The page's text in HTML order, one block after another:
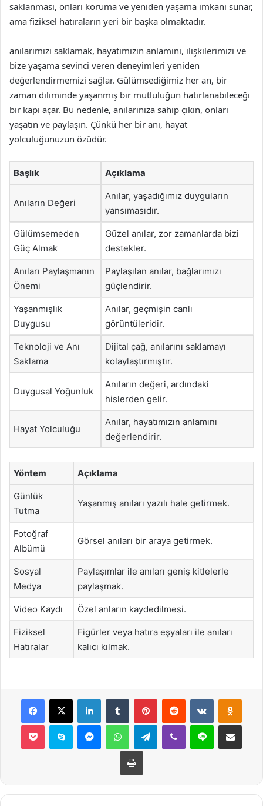
saklanması, onları koruma ve yeniden yaşama imkanı sunar,
ama fiziksel hatıraların yeri bir başka olmaktadır.
anılarımızı saklamak, hayatımızın anlamını, ilişkilerimizi ve
bize yaşama sevinci veren deneyimleri yeniden
değerlendirmemizi sağlar. Gülümsediğimiz her an, bir
zaman diliminde yaşanmış bir mutluluğun hatırlanabileceği
bir kapı açar. Bu nedenle, anılarınıza sahip çıkın, onları
yaşatın ve paylaşın. Çünkü her bir anı, hayat
yolculuğunuzun özüdür.
Başlık Açıklama
Anıların Değeri
Anılar, yaşadığımız duyguların
yansımasıdır.
Gülümsemeden
Güç Almak
Güzel anılar, zor zamanlarda bizi
destekler.
Anıları Paylaşmanın
Önemi
Paylaşılan anılar, bağlarımızı
güçlendirir.
Yaşanmışlık
Duygusu
Anılar, geçmişin canlı
görüntüleridir.
Teknoloji ve Anı
Saklama
Dijital çağ, anılarını saklamayı
kolaylaştırmıştır.
Duygusal Yoğunluk
Anıların değeri, ardındaki
hislerden gelir.
Hayat Yolculuğu
Anılar, hayatımızın anlamını
değerlendirir.
Yöntem Açıklama
Günlük
Tutma
Yaşanmış anıları yazılı hale getirmek.
Fotoğraf
Albümü
Görsel anıları bir araya getirmek.
Sosyal
Medya
Paylaşımlar ile anıları geniş kitlelerle
paylaşmak.
Video Kaydı Özel anların kaydedilmesi.
Fiziksel
Hatıralar
Figürler veya hatıra eşyaları ile anıları
kalıcı kılmak.
Facebook
X LinkedInTumblr PinterestReddit VKontakte
Pocket Skype MessengerWhatsAppTelegramViber Line E-Posta ile
Yazdır